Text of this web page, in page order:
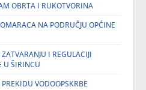
OBRTA I RUKOTVORINA
NA PODRUČJU OPĆINE
I REGULACIJI
U ŠIRINCU
VODOOPSKRBE